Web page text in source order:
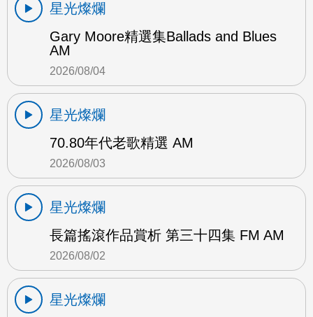
星光燦爛
Gary Moore精選集Ballads and Blues
AM
2026/08/04
星光燦爛
70.80年代老歌精選 AM
2026/08/03
星光燦爛
長篇搖滾作品賞析 第三十四集 FM AM
2026/08/02
星光燦爛